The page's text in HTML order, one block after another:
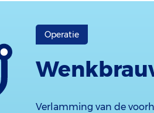
Operatie
Verlamming van de